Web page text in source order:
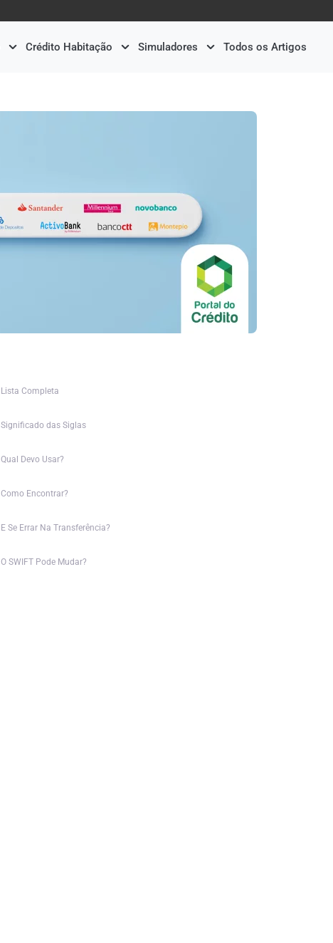
Crédito Habitação Simuladores Todos os Artigos
Lista Completa
Significado das Siglas
Qual Devo Usar?
Como Encontrar?
E Se Errar Na Transferência?
O SWIFT Pode Mudar?